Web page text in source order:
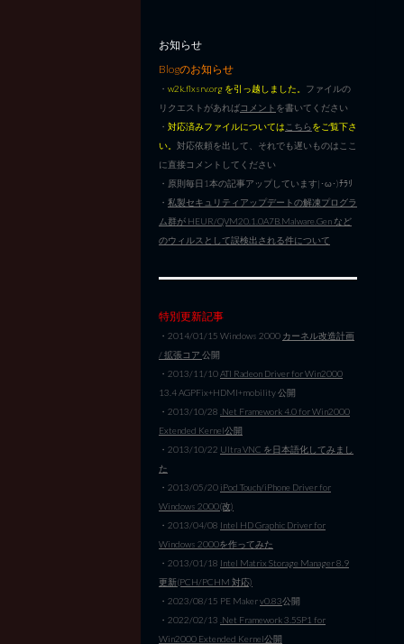
お知らせ
Blogのお知らせ
・ w2k.flxsrv.org を引っ越しました。 ファイルの
リクエストがあればコメント を書いてください
・ 対応済みファイルについては こちらをご覧下さ
い。 対応依頼を出して、それでも遅いものはここ
に直接コメントしてください
・原則毎日1本の記事アップしています|･ω･)ﾁﾗﾘ
・ 私製セキュリティアップデートの解凍プログラ
ム群が HEUR/QVM20.1.0A7B.Malware.Gen など
のウィルスとして誤検出される件について
特別更新記事
・2014/01/15 Windows 2000 カーネル改造計画
/ 拡張コア 公開
・2013/11/10ATI Radeon Driver for Win2000
13.4 AGPFix+HDMI+mobility 公開
・2013/10/28 .Net Framework 4.0 for Win2000
Extended Kernel公開
・2013/10/22 Ultra VNC を日本語化してみまし
た
・2013/05/20 iPod Touch/iPhone Driver for
Windows 2000(改)
・2013/04/08 Intel HD Graphic Driver for
Windows 2000を作ってみた
・2013/01/18 Intel Matrix Storage Manager 8.9
更新(PCH/PCHM 対応)
・2023/08/15 PE Makerv0.83公開
・2022/02/13 .Net Framework 3.5SP1 for
Win2000 Extended Kernel公開